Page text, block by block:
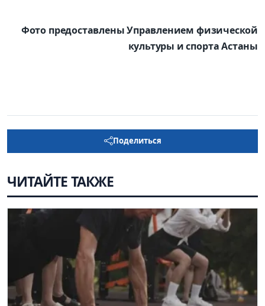
Фото предоставлены Управлением физической
культуры и спорта Астаны
Поделиться
ЧИТАЙТЕ ТАКЖЕ